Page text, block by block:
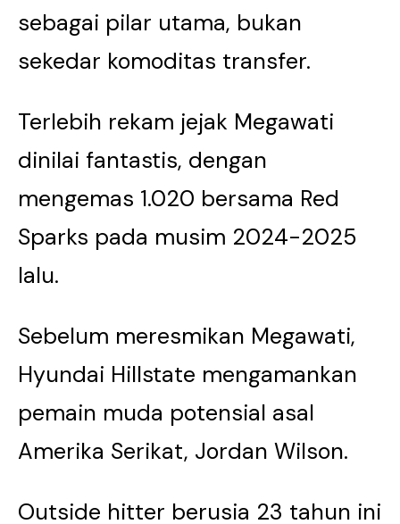
sebagai pilar utama, bukan
sekedar komoditas transfer.
Terlebih rekam jejak Megawati
dinilai fantastis, dengan
mengemas 1.020 bersama Red
Sparks pada musim 2024-2025
lalu.
Sebelum meresmikan Megawati,
Hyundai Hillstate mengamankan
pemain muda potensial asal
Amerika Serikat, Jordan Wilson.
Outside hitter berusia 23 tahun ini